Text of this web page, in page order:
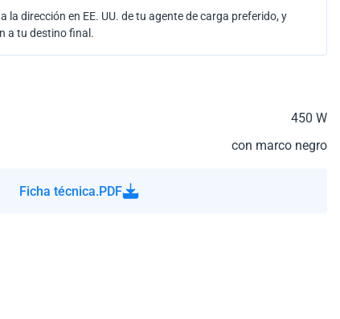
la dirección en EE. UU. de tu agente de carga preferido, y
a tu destino final.
450 W
con marco negro
Ficha técnica.PDF